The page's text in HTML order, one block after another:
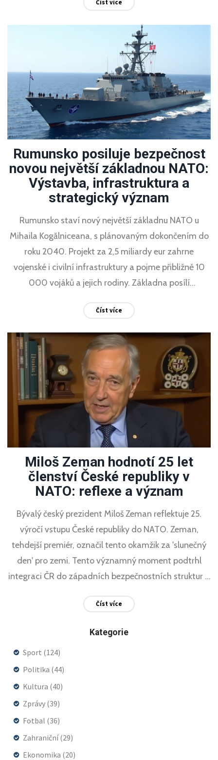
rozšiřování NATO hraje klíčovou roli v zajištění
Číst více
Rumunsko posiluje bezpečnost
novou největší základnou NATO:
Výstavba, infrastruktura a
strategický význam
Rumunsko staví nový největší základnu NATO u
Mihaila Kogălniceana, s plánovaným dokončením do
roku 2040. Projekt za 2,5 miliardy eur zahrne
vojenské i civilní infrastruktury a pojme přibližně 10
000 vojáků a jejich rodiny. Základna posílí
a stane se klíčovou strukturou NATO na východním
Číst více
Miloš Zeman hodnotí 25 let
členství České republiky v
NATO: reflexe a význam
Bývalý český prezident Miloš Zeman reflektuje 25.
výročí vstupu České republiky do NATO. Zeman,
tehdejší premiér, označil tento okamžik za 'slunečný
den' pro zemi. Tento významný moment podtrhl
integraci ČR do západních bezpečnostních struktur a
Číst více
Kategorie
Sport (124)
Politika (44)
Kultura (40)
Zprávy (39)
Fotbal (36)
Zahraniční(29)
Ekonomika (20)